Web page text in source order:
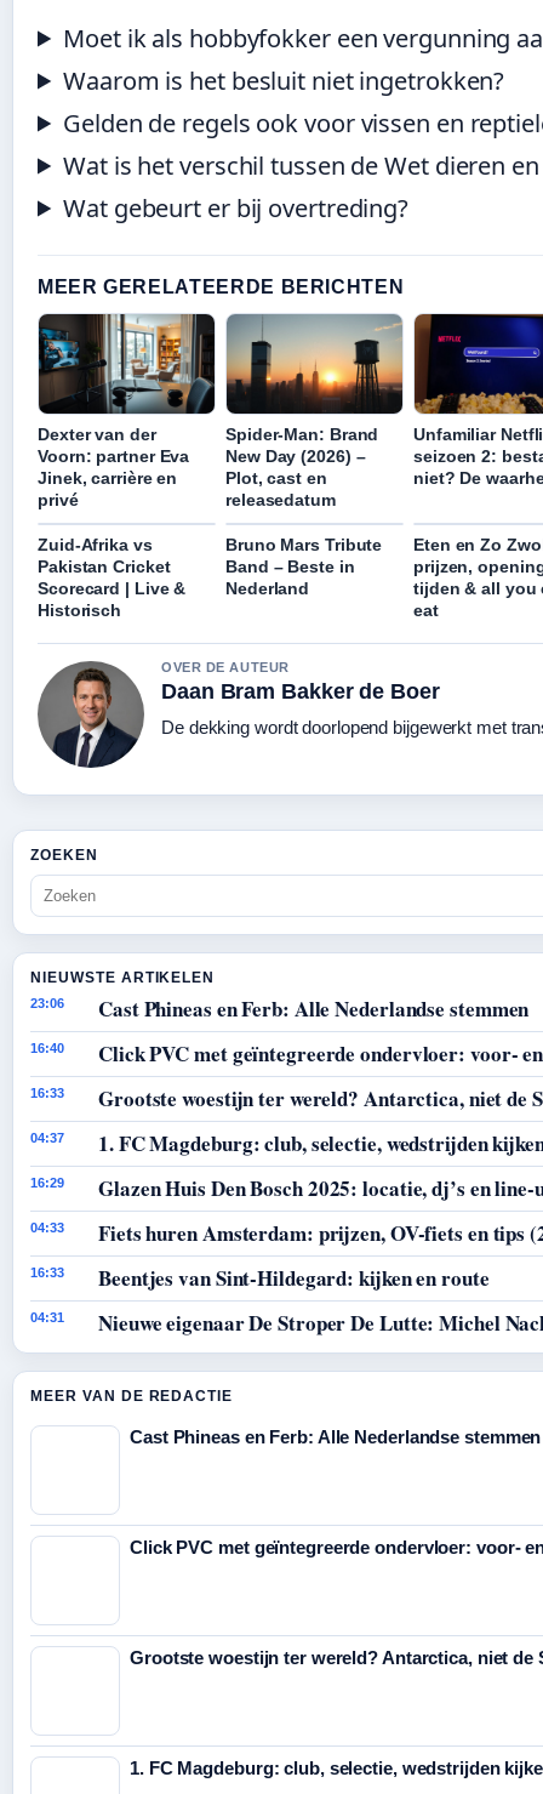
Moet ik als hobbyfokker een vergunning
Waarom is het besluit niet ingetrokken?
Gelden de regels ook voor vissen en
Wat is het verschil tussen de Wet dieren
Wat gebeurt er bij overtreding?
MEER GERELATEERDE BERICHTEN
Dexter van der
Voorn: partner Eva
Jinek, carrière en
privé
Spider-Man: Brand
New Day (2026) –
Plot, cast en
releasedatum
Unfamiliar
seizoen 2:
niet? De
Zuid-Afrika vs
Pakistan Cricket
Scorecard | Live &
Historisch
Bruno Mars Tribute
Band – Beste in
Nederland
Eten en Zo
prijzen,
tijden & all you
eat
OVER DE AUTEUR
Daan Bram Bakker de Boer
De dekking wordt doorlopend bijgewerkt met
ZOEKEN
NIEUWSTE ARTIKELEN
23:06 Cast Phineas en Ferb: Alle Nederlandse stemmen
16:40 Click PVC met geïntegreerde ondervloer: voor-
16:33 Grootste woestijn ter wereld? Antarctica, niet de
04:37 1. FC Magdeburg: club, selectie, wedstrijden
16:29 Glazen Huis Den Bosch 2025: locatie, dj’s en line-
04:33 Fiets huren Amsterdam: prijzen, OV-fiets en tips
16:33 Beentjes van Sint-Hildegard: kijken en route
04:31 Nieuwe eigenaar De Stroper De Lutte: Michel
MEER VAN DE REDACTIE
Cast Phineas en Ferb: Alle Nederlandse stemmen
Click PVC met geïntegreerde ondervloer: voor-
Grootste woestijn ter wereld? Antarctica, niet de
1. FC Magdeburg: club, selectie, wedstrijden